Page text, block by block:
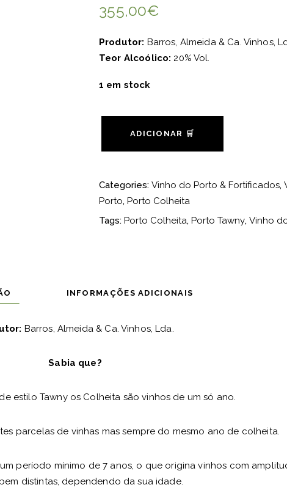
355,00€
Produtor: Barros, Almeida & Ca. Vinhos,
Teor Alcoólico: 20% Vol.
1 em stock
ADICIONAR 🛒
Categories: Vinho do Porto & Fortificados,
Porto, Porto Colheita
Tags: Porto Colheita, Porto Tawny, Vinho
INFORMAÇÕES ADICIONAIS
Barros, Almeida & Ca. Vinhos, Lda.
Sabia que?
estilo Tawny os Colheita são vinhos de um só ano.
parcelas de vinhas mas sempre do mesmo ano de colheita.
período mínimo de 7 anos, o que origina vinhos com
distintas, dependendo da sua idade.